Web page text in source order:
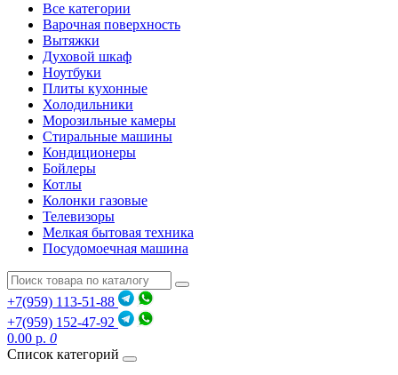
Все категории
Варочная поверхность
Вытяжки
Духовой шкаф
Ноутбуки
Плиты кухонные
Холодильники
Морозильные камеры
Стиральные машины
Кондиционеры
Бойлеры
Котлы
Колонки газовые
Телевизоры
Мелкая бытовая техника
Посудомоечная машина
+7(959) 113-51-88
+7(959) 152-47-92
0.00 р. 0
Список категорий